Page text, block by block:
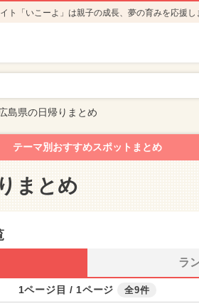
ト「いこーよ」は親子の成長、夢の育みを応援し
島県の日帰りまとめ
テーマ別おすすめスポットまとめ
まとめ
ラ
1ページ目 / 1ページ 全9件